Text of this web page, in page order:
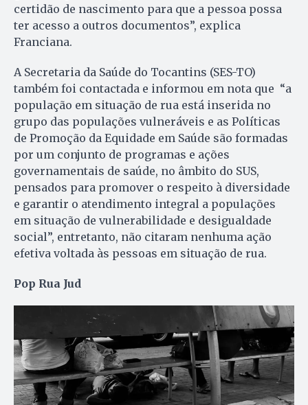
certidão de nascimento para que a pessoa possa
ter acesso a outros documentos”, explica
Franciana.
A Secretaria da Saúde do Tocantins (SES-TO)
também foi contactada e informou em nota que “a
população em situação de rua está inserida no
grupo das populações vulneráveis e as Políticas
de Promoção da Equidade em Saúde são formadas
por um conjunto de programas e ações
governamentais de saúde, no âmbito do SUS,
pensados para promover o respeito à diversidade
e garantir o atendimento integral a populações
em situação de vulnerabilidade e desigualdade
social”, entretanto, não citaram nenhuma ação
efetiva voltada às pessoas em situação de rua.
Pop Rua Jud